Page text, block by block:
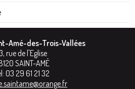
Amé-des-Trois-Vallées
rue de l'Eglise
SAINT-AMÉ
03 29 61 21 32